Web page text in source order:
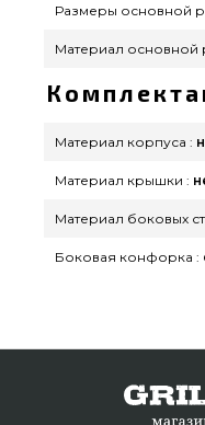
Размеры основной
Материал основной
Материал корпуса :
Материал крышки :
Материал боковых
Боковая конфорка :